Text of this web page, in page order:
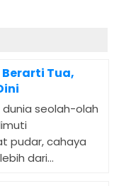
Tua,
seolah-olah
pudar, cahaya
dari...